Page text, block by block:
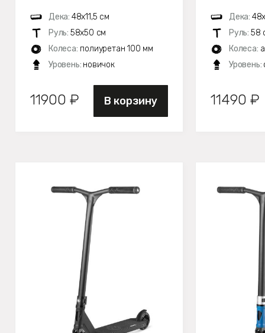
Дека: 48х11,5 см
Руль: 58х50 см
Колеса: полиуретан 100 мм
Уровень: новичок
11900 ₽ В корзину
Дека:
Руль: 58
Колеса:
Уровень:
11490 ₽